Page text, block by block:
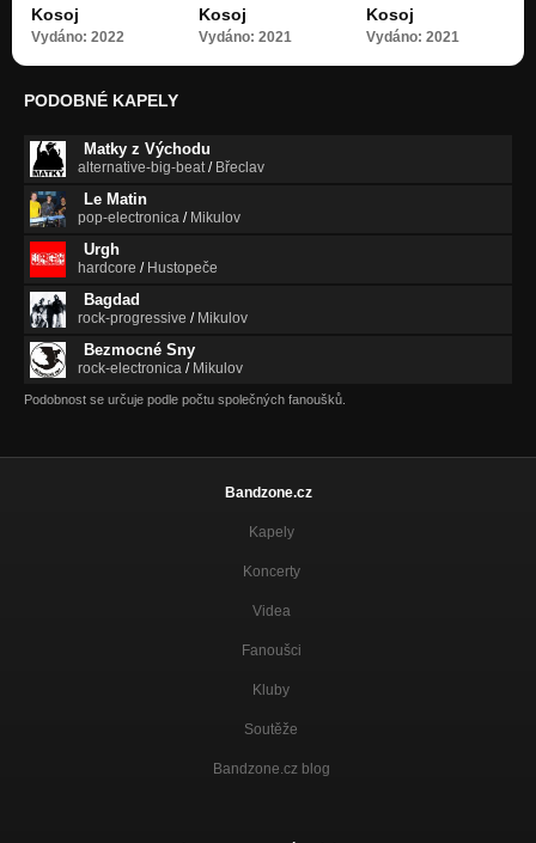
Chlapec
Pes
Magor
Zkusil jsem
Nezařazeno
Squirrel
Nezařazeno
Devil's mood
Nezařazeno
Kosoj
Vydáno: 2022
Kosoj
Vydáno: 2021
Kosoj
Vydáno: 2021
PODOBNÉ KAPELY
Matky z Východu
alternative-big-beat / Břeclav
Le Matin
pop-electronica / Mikulov
Urgh
hardcore / Hustopeče
Bagdad
rock-progressive / Mikulov
Bezmocné Sny
rock-electronica / Mikulov
Podobnost se určuje podle počtu společných fanoušků.
Bandzone.cz
Kapely
Koncerty
Videa
Fanoušci
Kluby
Soutěže
Bandzone.cz blog